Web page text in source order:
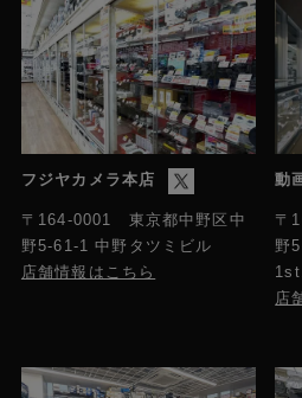
電源
電源アダプター経由: 19V、
(付属)
内蔵バッテリー: リチウムイオ
で最大約3時間のバッテリー駆
寸法
435.9 x 256.0 x 67.1mm
フジヤカメラ本店
〒164-0001 東京都中野区中
野5-61-1 中野タツミビル
店舗情報はこちら
動
〒
野
店